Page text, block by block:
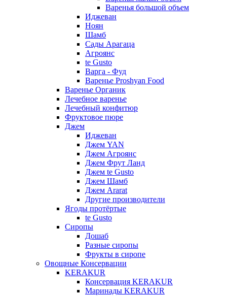
Варенья большой объем
Иджеван
Ноян
Шамб
Сады Арагаца
Агроянс
te Gusto
Варга - Фуд
Варенье Proshyan Food
Варенье Органик
Лечебное варенье
Лечебный конфитюр
Фруктовое пюре
Джем
Иджеван
Джем YAN
Джем Агроянс
Джем Фрут Ланд
Джем te Gusto
Джем Шамб
Джем Ararat
Другие производители
Ягоды протёртые
te Gusto
Сиропы
Дошаб
Разные сиропы
Фрукты в сиропе
Овощные Консервации
KERAKUR
Консервация KERAKUR
Маринады KERAKUR